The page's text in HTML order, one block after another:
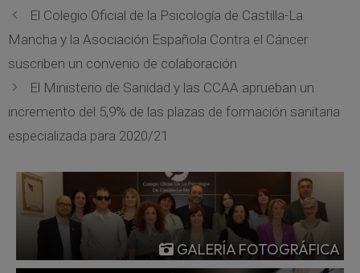
El Colegio Oficial de la Psicología de Castilla-La
Mancha y la Asociación Española Contra el Cáncer
suscriben un convenio de colaboración
El Ministerio de Sanidad y las CCAA aprueban un
incremento del 5,9% de las plazas de formación sanitaria
especializada para 2020/21
GALERÍA FOTOGRÁFICA